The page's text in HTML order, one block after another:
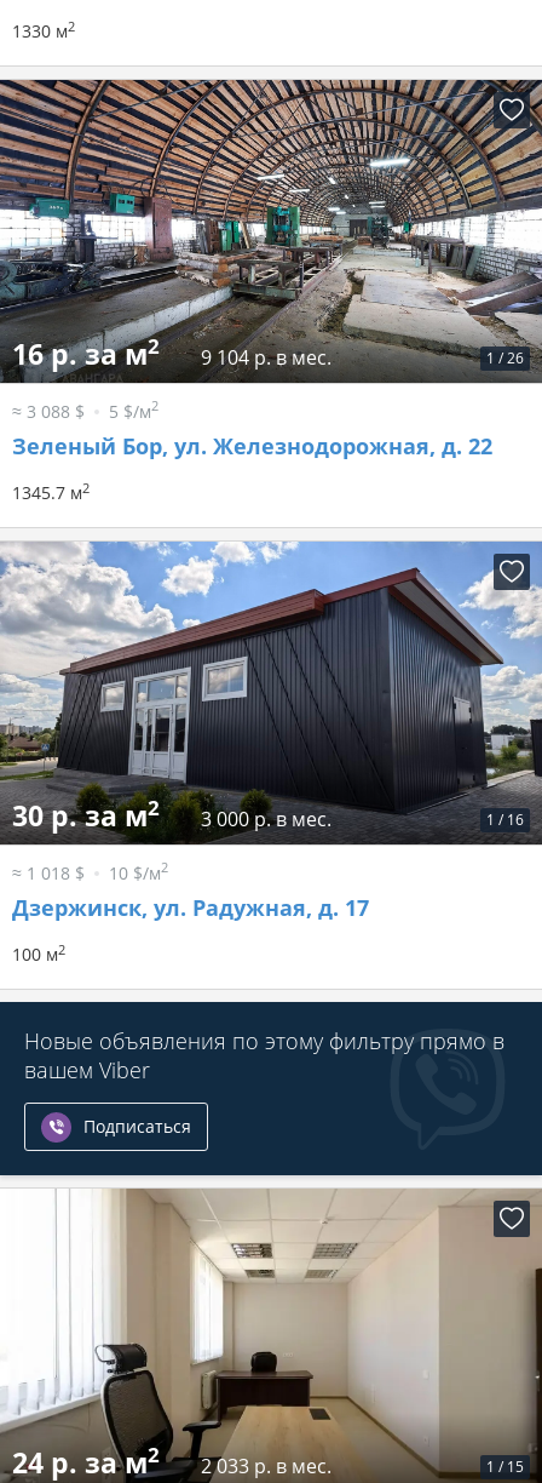
1330 м2
1 /26
16 р. за м2 9 104 р. в мес.
≈ 3 088 $ 5 $/м2
Зеленый Бор, ул. Железнодорожная, д. 22
1345.7 м2
1 / 16
30 р. за м2 3 000 р. в мес.
≈ 1 018 $ 10 $/м2
Дзержинск, ул. Радужная, д. 17
100 м2
Новые объявления по этому фильтру прямо в
вашем Viber
Подписаться
1 / 15
24 р. за м2 2 033 р. в мес.